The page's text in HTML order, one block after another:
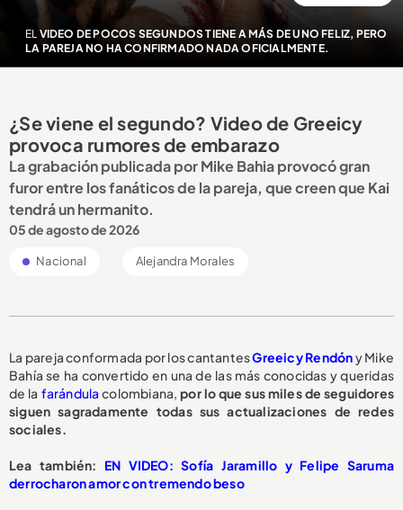
EL VIDEO DE POCOS SEGUNDOS TIENE A MÁS DE UNO FELIZ, PERO
LA PAREJA NO HA CONFIRMADO NADA OFICIALMENTE.
¿Se viene el segundo? Video de Greeicy
provoca rumores de embarazo
La grabación publicada por Mike Bahia provocó gran
furor entre los fanáticos de la pareja, que creen que Kai
tendrá un hermanito.
05 de agosto de 2026
Nacional Alejandra Morales
La pareja conformada por los cantantesGreeicy Rendóny Mike
Bahía se ha convertido en una de las más conocidas y queridas
de la farándula colombiana,por lo que sus miles de seguidores
siguen sagradamente todas sus actualizaciones de redes
sociales.
Lea también: EN VIDEO: Sofía Jaramillo y Felipe Saruma
derrocharon amor con tremendo beso